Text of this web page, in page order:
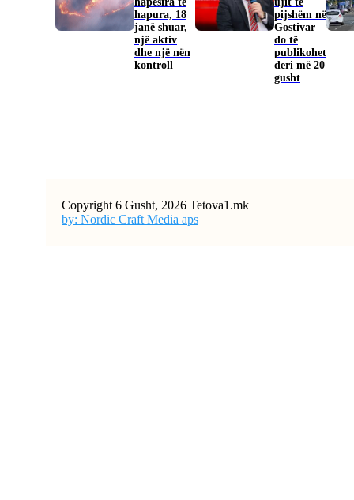
hapura, 18
janë shuar,
një aktiv
dhe një nën
kontroll
pijshëm në
Gostivar
do të
publikohet
deri më 20
gusht
Copyright 6 Gusht, 2026 Tetova1.mk
by: Nordic Craft Media aps